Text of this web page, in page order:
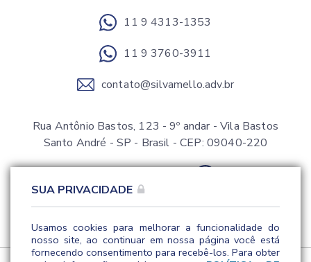
11 9 4313-1353
11 9 3760-3911
contato@silvamello.adv.br
Rua Antônio Bastos, 123 - 9º andar - Vila Bastos
Santo André - SP - Brasil - CEP: 09040-220
SUA PRIVACIDADE
Usamos cookies para melhorar a funcionalidade do
nosso site, ao continuar em nossa página você está
fornecendo consentimento para recebê-los. Para obter